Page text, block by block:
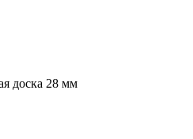
доска 28 мм